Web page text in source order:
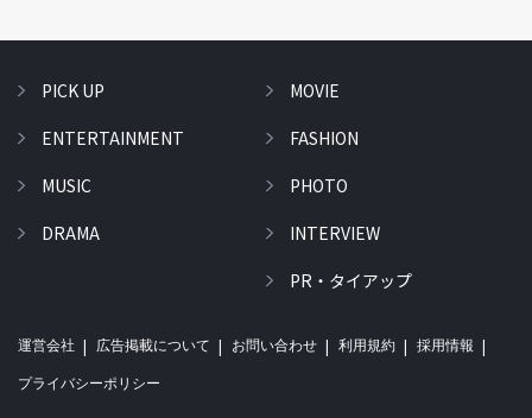
PICK UP
ENTERTAINMENT
MUSIC
DRAMA
MOVIE
FASHION
PHOTO
INTERVIEW
PR・タイアップ
運営会社 広告掲載について お問い合わせ 利用規約 採用情報
プライバシーポリシー